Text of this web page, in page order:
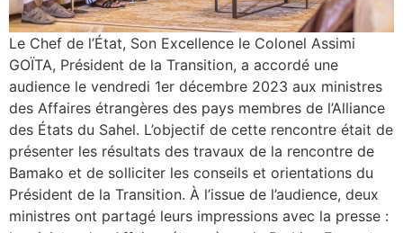
Le Chef de l’État, Son Excellence le Colonel Assimi
GOÏTA, Président de la Transition, a accordé une
audience le vendredi 1er décembre 2023 aux ministres
des Affaires étrangères des pays membres de l’Alliance
des États du Sahel. L’objectif de cette rencontre était de
présenter les résultats des travaux de la rencontre de
Bamako et de solliciter les conseils et orientations du
Président de la Transition. À l’issue de l’audience, deux
ministres ont partagé leurs impressions avec la presse :